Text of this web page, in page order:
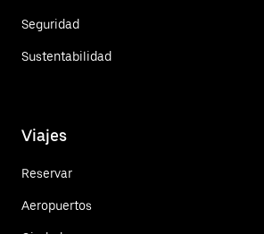
Seguridad
Sustentabilidad
Viajes
Reservar
Aeropuertos